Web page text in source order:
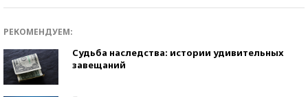
РЕКОМЕНДУЕМ:
Судьба наследства: истории удивительных
завещаний